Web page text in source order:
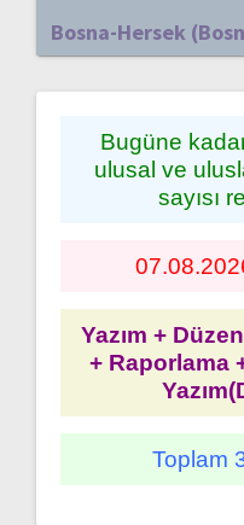
Bosna-Hersek
Bugüne kadar
ulusal ve
sayısı
Yazım +
+ Raporlama
Toplam